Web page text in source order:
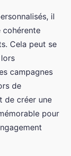
il
cohérente
Cela peut se
campagnes
de
de créer une
pour